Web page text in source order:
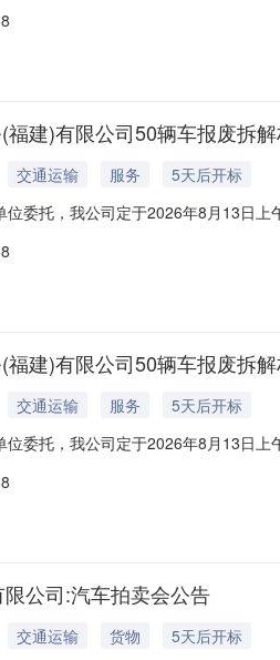
废拆解权(参考价10.87万元)包4:国网
建)有限公司50辆车报废拆
交通运输 服务
5天后开标
位委托，我公司定于2026年8月13日
废拆解权(参考价10.87万元)包4:国网
建)有限公司50辆车报废拆
交通运输 服务
5天后开标
位委托，我公司定于2026年8月13日
废拆解权(参考价10.87万元)包4:国网
公司:汽车拍卖会公告
交通运输 货物
5天后开标